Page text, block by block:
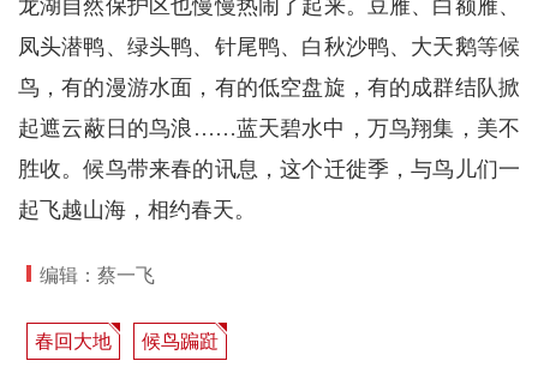
龙湖自然保护区也慢慢热闹了起来。豆雁、白额雁、
凤头潜鸭、绿头鸭、针尾鸭、白秋沙鸭、大天鹅等候
鸟，有的漫游水面，有的低空盘旋，有的成群结队掀
起遮云蔽日的鸟浪……蓝天碧水中，万鸟翔集，美不
胜收。候鸟带来春的讯息，这个迁徙季，与鸟儿们一
起飞越山海，相约春天。
编辑：蔡一飞
春回大地 候鸟蹁跹